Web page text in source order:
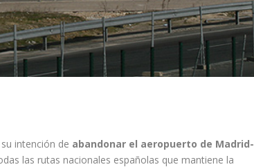
intención de abandonar el aeropuerto de Madrid-
las rutas nacionales españolas que mantiene la